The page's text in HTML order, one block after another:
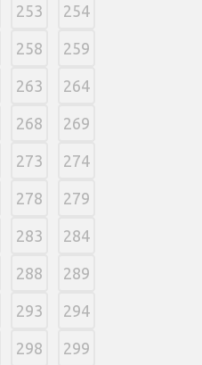
253 254
258 259
263 264
268 269
273 274
278 279
283 284
288 289
293 294
298 299